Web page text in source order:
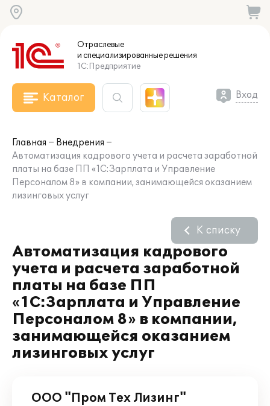
Отраслевые
и специализированныерешения
1С:Предприятие
Каталог Вход
Главная
Внедрения
Автоматизация кадрового учета и расчета заработной
платы на базе ПП «1С:Зарплата и Управление
Персоналом 8» в компании, занимающейся оказанием
лизинговых услуг
Автоматизация кадрового
учета и расчета заработной
платы на базе ПП
«1С:Зарплата и Управление
Персоналом 8» в компании,
занимающейся оказанием
лизинговых услуг
К списку
ООО "Пром Тех Лизинг"